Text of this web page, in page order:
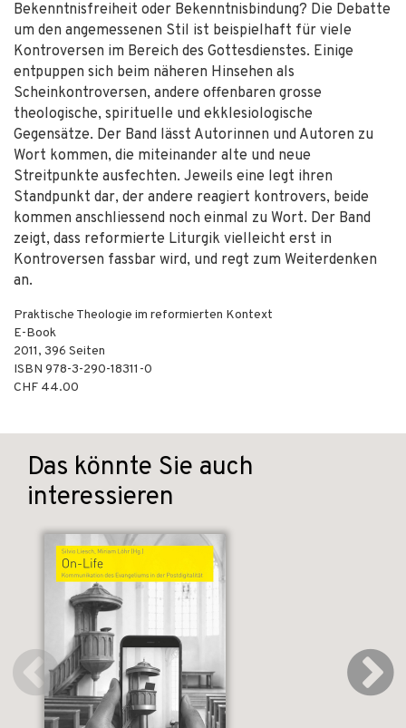
Bekenntnisfreiheit oder Bekenntnisbindung? Die Debatte
um den angemessenen Stil ist beispielhaft für viele
Kontroversen im Bereich des Gottesdienstes. Einige
entpuppen sich beim näheren Hinsehen als
Scheinkontroversen, andere offenbaren grosse
theologische, spirituelle und ekklesiologische
Gegensätze. Der Band lässt Autorinnen und Autoren zu
Wort kommen, die miteinander alte und neue
Streitpunkte ausfechten. Jeweils eine legt ihren
Standpunkt dar, der andere reagiert kontrovers, beide
kommen anschliessend noch einmal zu Wort. Der Band
zeigt, dass reformierte Liturgik vielleicht erst in
Kontroversen fassbar wird, und regt zum Weiterdenken
an.
Praktische Theologie im reformierten Kontext
E-Book
2011, 396 Seiten
ISBN 978-3-290-18311-0
CHF 44.00
Das könnte Sie auch
interessieren